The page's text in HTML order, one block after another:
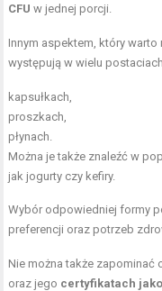
CFU w jednej porcji.
Innym aspektem, który
występują w wielu
kapsułkach,
proszkach,
płynach.
Można je także znaleźć w
jak jogurty czy kefiry.
Wybór odpowiedniej formy
preferencji oraz potrzeb
Nie można także zapominać
oraz jego certyfikatach